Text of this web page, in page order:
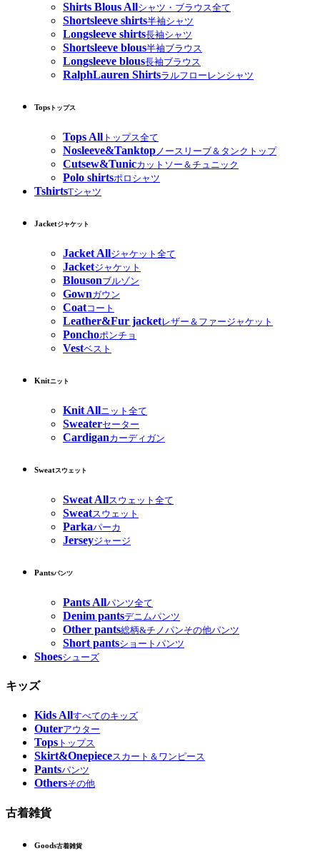
Shirts Blous Allシャツ・ブラウス全て
Shortsleeve shirts半袖シャツ
Longsleeve shirts長袖シャツ
Shortsleeve blous半袖ブラウス
Longsleeve blous長袖ブラウス
RalphLauren Shirtsラルフローレンシャツ
Tops トップス
Tops All トップス全て
Nosleeve&Tanktop ノースリーブ＆タンクトップ
Cutsew&Tunicカットソー＆チュニック
Polo shirtsポロシャツ
TshirtsTシャツ
Jacketジャケット
Jacket Allジャケット全て
Jacketジャケット
Blousonブルゾン
Gownガウン
Coatコート
Leather&Fur jacketレザー＆ファージャケット
Ponchoポンチョ
Vestベスト
Knitニット
Knit Allニット全て
Sweaterセーター
Cardiganカーディガン
Sweatスウェット
Sweat Allスウェット全て
Sweatスウェット
Parkaパーカ
Jerseyジャージ
Pantsパンツ
Pants Allパンツ全て
Denim pantsデニムパンツ
Other pants総柄&チノパンその他パンツ
Short pantsショートパンツ
Shoesシューズ
キッズ
Kids Allすべてのキッズ
Outerアウター
Tops トップス
Skirt&Onepieceスカート＆ワンピース
Pantsパンツ
Othersその他
古着雑貨
Goods古着雑貨